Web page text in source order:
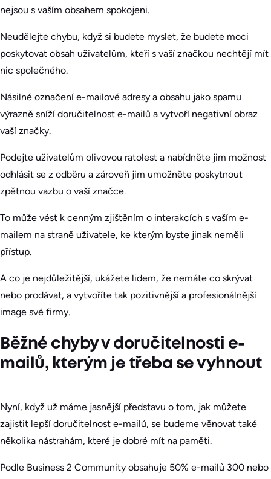
nejsou s vaším obsahem spokojeni.
Neudělejte chybu, když si budete myslet, že budete moci
poskytovat obsah uživatelům, kteří s vaší značkou nechtějí mít
nic společného.
Násilné označení e-mailové adresy a obsahu jako spamu
výrazně sníží doručitelnost e-mailů a vytvoří negativní obraz
vaší značky.
Podejte uživatelům olivovou ratolest a nabídněte jim možnost
odhlásit se z odběru a zároveň jim umožněte poskytnout
zpětnou vazbu o vaší značce.
To může vést k cenným zjištěním o interakcích s vaším e-
mailem na straně uživatele, ke kterým byste jinak neměli
přístup.
A co je nejdůležitější, ukážete lidem, že nemáte co skrývat
nebo prodávat, a vytvoříte tak pozitivnější a profesionálnější
image své firmy.
Běžné chyby v doručitelnosti e-
mailů, kterým je třeba se vyhnout
Nyní, když už máme jasnější představu o tom, jak můžete
zajistit lepší doručitelnost e-mailů, se budeme věnovat také
několika nástrahám, které je dobré mít na paměti.
Podle Business 2 Community obsahuje 50% e-mailů 300 nebo